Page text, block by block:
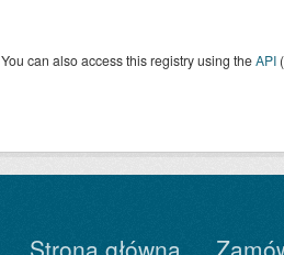
You can also access this registry using theAPI
Strona główna